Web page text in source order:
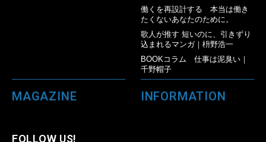
働くを再設計する 本当は働き
たくないあなたのために。
歌人が推す 短いのに、引きずり
込まれるマンガ｜枡野浩一
BOOKコラム 仕事は泥臭い｜
千野帽子
MAGAZINE INFORMATION
FOLLOW US!